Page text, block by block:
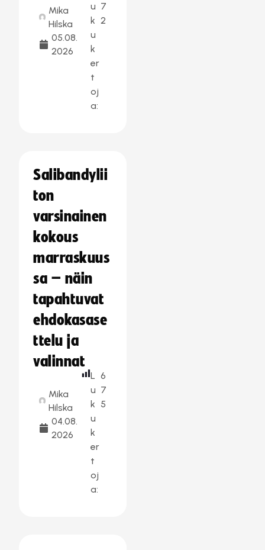
Mika
Hilska
05.08.
2026
u
k
u
k
er
t
oj
a:
7
2
Salibandylii
ton
varsinainen
kokous
marraskuus
sa – näin
tapahtuvat
ehdokasase
ttelu ja
valinnat
Mika
Hilska
04.08.
2026
L
u
k
u
k
er
t
oj
a:
6
7
5